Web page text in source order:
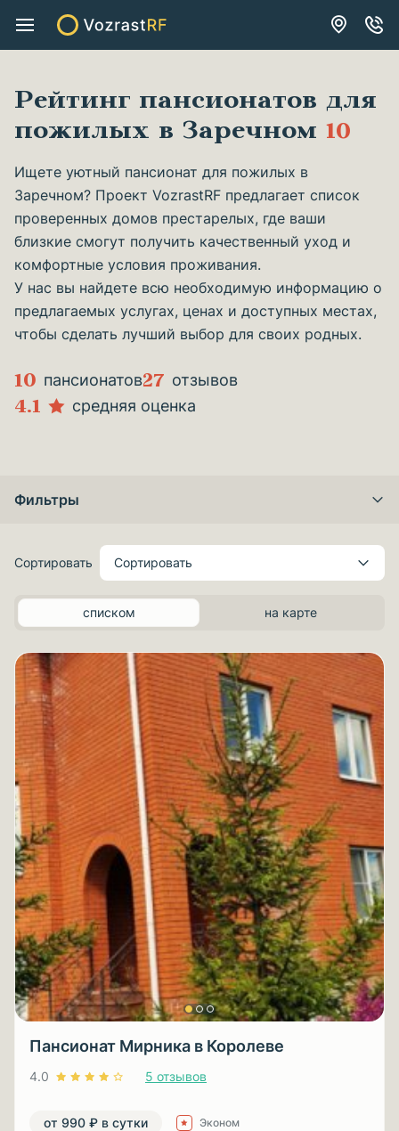
Рейтинг пансионатов для
пожилых в Заречном 10
Ищете уютный пансионат для пожилых в
Заречном? Проект VozrastRF предлагает список
проверенных домов престарелых, где ваши
близкие смогут получить качественный уход и
комфортные условия проживания.
У нас вы найдете всю необходимую информацию о
предлагаемых услугах, ценах и доступных местах,
чтобы сделать лучший выбор для своих родных.
10 пансионатов27 отзывов
4.1 средняя оценка
Фильтры
Сортировать Сортировать
списком на карте
Пансионат Мирника в Королеве
4.0 5 отзывов
от 990 ₽ в сутки Эконом